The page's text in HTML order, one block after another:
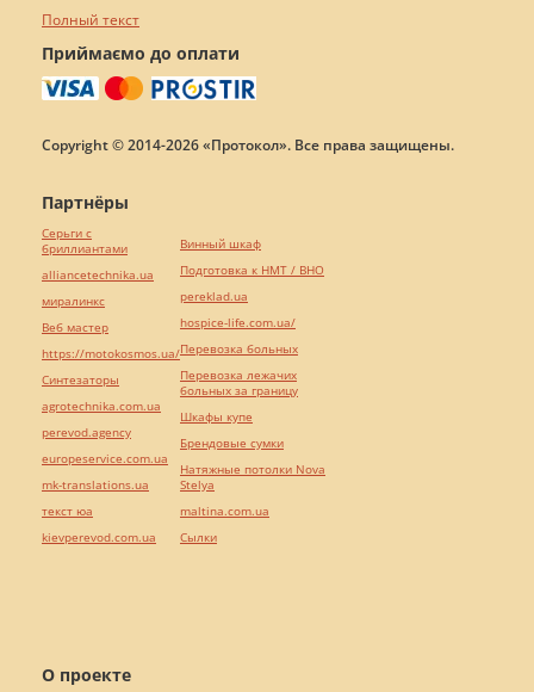
Полный текст
Приймаємо до оплати
Copyright © 2014-2026 «Протокол». Все права защищены.
О проекте
Партнёры
Серьги с
бриллиантами
alliancetechnika.ua
миралинкс
Веб мастер
https://motokosmos.ua/
Синтезаторы
agrotechnika.com.ua
perevod.agency
europeservice.com.ua
mk-translations.ua
текст юа
kievperevod.com.ua
Винный шкаф
Подготовка к НМТ / ВНО
pereklad.ua
hospice-life.com.ua/
Перевозка больных
Перевозка лежачих
больных за границу
Шкафы купе
Брендовые сумки
Натяжные потолки Nova
Stelya
maltina.com.ua
Cылки